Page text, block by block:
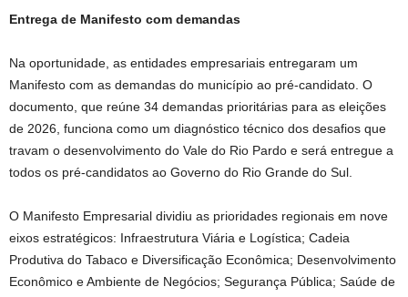
Entrega de Manifesto com demandas
Na oportunidade, as entidades empresariais entregaram um
Manifesto com as demandas do município ao pré-candidato. O
documento, que reúne 34 demandas prioritárias para as eleições
de 2026, funciona como um diagnóstico técnico dos desafios que
travam o desenvolvimento do Vale do Rio Pardo e será entregue a
todos os pré-candidatos ao Governo do Rio Grande do Sul.
O Manifesto Empresarial dividiu as prioridades regionais em nove
eixos estratégicos: Infraestrutura Viária e Logística; Cadeia
Produtiva do Tabaco e Diversificação Econômica; Desenvolvimento
Econômico e Ambiente de Negócios; Segurança Pública; Saúde de